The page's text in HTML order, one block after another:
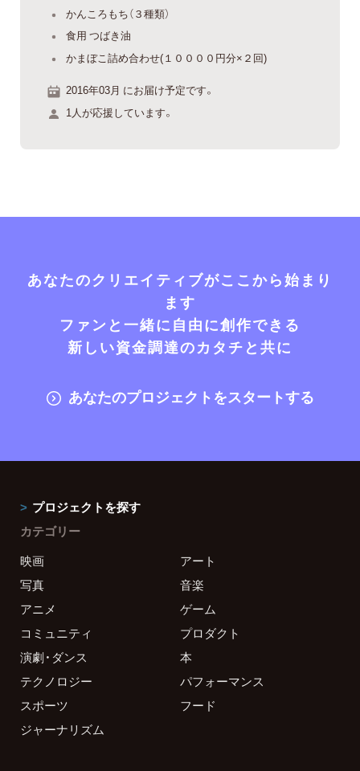
かんころもち（３種類）
食用 つばき油
かまぼこ詰め合わせ(１００００円分×２回)
2016年03月 にお届け予定です。
1人が応援しています。
あなたのクリエイティブがここから始まり
ます
ファンと一緒に自由に創作できる
新しい資金調達のカタチと共に
あなたのプロジェクトをスタートする
プロジェクトを探す
カテゴリー
映画
アート
写真
音楽
アニメ
ゲーム
コミュニティ
プロダクト
演劇・ダンス
本
テクノロジー
パフォーマンス
スポーツ
フード
ジャーナリズム